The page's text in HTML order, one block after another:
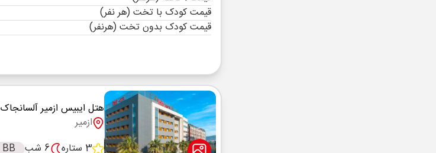
قیمت کودک با تخت (هر نفر)
قیمت کودک بدون تخت (هرنفر)
هتل ایبیس ازمیر آلسانجاک
ازمیر
3 ستاره
6 شب BB